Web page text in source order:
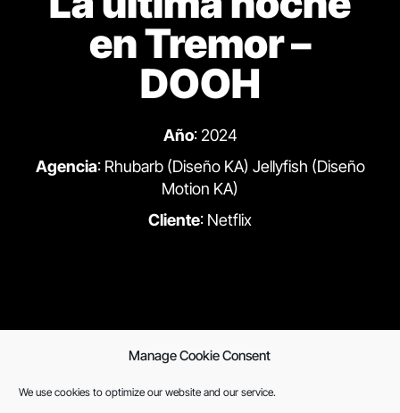
Manage Cookie Consent
We use cookies to optimize our website and our service.
en Tremor –
DOOH
Año: 2024
Agencia: Rhubarb (Diseño KA) Jellyfish (Diseño
Motion KA)
Cliente: Netflix